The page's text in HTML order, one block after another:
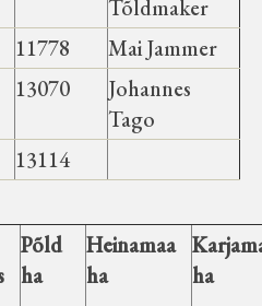
Tõldmaker
11778
Mai Jammer
13070
Johannes
Tago
13114
Põld
ha
Heinamaa
ha
ha